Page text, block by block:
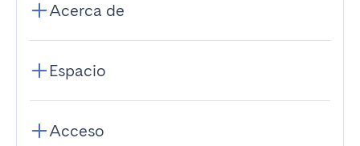
Acerca de
Espacio
Acceso